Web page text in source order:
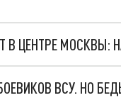
В ЦЕНТРЕ МОСКВЫ:
ВСУ. НО